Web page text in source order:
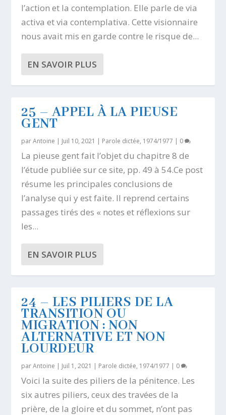
l’action et la contemplation. Elle parle de via
activa et via contemplativa. Cette visionnaire
nous avait mis en garde contre le risque de...
EN SAVOIR PLUS
25 – APPEL À LA PIEUSE
GENT
parAntoine | Juil 10, 2021 | Parole dictée, 1974/1977 | 0
La pieuse gent fait l’objet du chapitre 8 de
l’étude publiée sur ce site, pp. 49 à 54.Ce post
résume les principales conclusions de
l’analyse qui y est faite. Il reprend certains
passages tirés des « notes et réflexions sur
les...
EN SAVOIR PLUS
24 – LES PILIERS DE LA
TRANSITION OU
MIGRATION : NON
ALTERNATIVE ET NON
LOURDEUR
parAntoine | Juil 1, 2021 | Parole dictée, 1974/1977 | 0
Voici la suite des piliers de la pénitence. Les
six autres piliers, ceux des travées de la
prière, de la gloire et du sommet, n’ont pas